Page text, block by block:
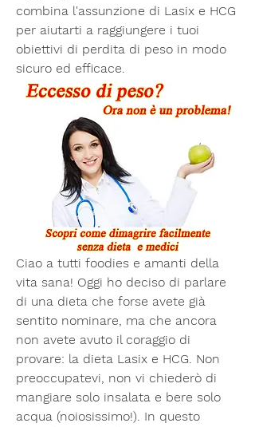
combina l'assunzione di Lasix e HCG
per aiutarti a raggiungere i tuoi
obiettivi di perdita di peso in modo
sicuro ed efficace.
Ciao a tutti foodies e amanti della
vita sana! Oggi ho deciso di parlare
di una dieta che forse avete già
sentito nominare, ma che ancora
non avete avuto il coraggio di
provare: la dieta Lasix e HCG. Non
preoccupatevi, non vi chiederò di
mangiare solo insalata e bere solo
acqua (noiosissimo!). In questo